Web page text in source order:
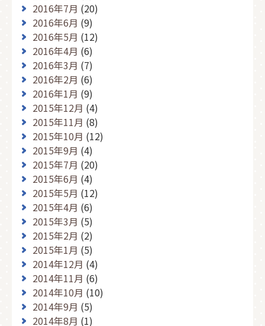
2016年7月 (20)
2016年6月 (9)
2016年5月 (12)
2016年4月 (6)
2016年3月 (7)
2016年2月 (6)
2016年1月 (9)
2015年12月 (4)
2015年11月 (8)
2015年10月 (12)
2015年9月 (4)
2015年7月 (20)
2015年6月 (4)
2015年5月 (12)
2015年4月 (6)
2015年3月 (5)
2015年2月 (2)
2015年1月 (5)
2014年12月 (4)
2014年11月 (6)
2014年10月 (10)
2014年9月 (5)
2014年8月 (1)